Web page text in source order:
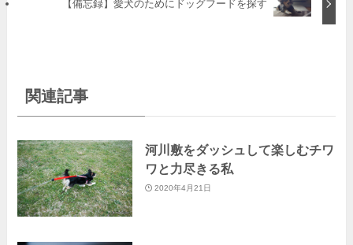
【備忘録】愛犬のためにドッグフードを探す
関連記事
河川敷をダッシュして楽しむチワ
ワと力尽きる私
2020年4月21日